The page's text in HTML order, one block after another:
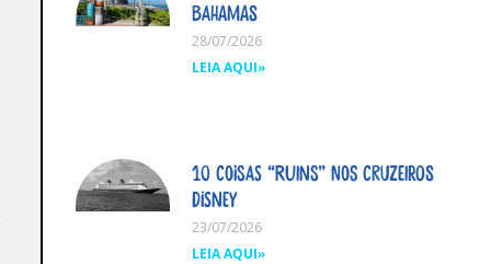
Bahamas
28/07/2026
LEIA AQUI»
10 coisas “ruins” nos cruzeiros
Disney
23/07/2026
LEIA AQUI»